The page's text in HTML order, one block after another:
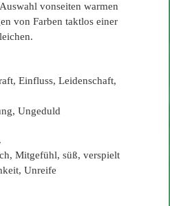
vonseiten warmen
von Farben taktlos einer
Einfluss, Leidenschaft,
Ungeduld
Mitgefühl, süß, verspielt
Unreife